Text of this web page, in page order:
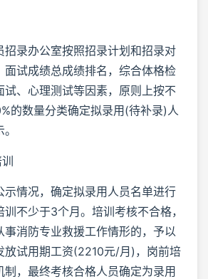
招录办公室按照招录计划和招录对
面试成绩总成绩排名，综合体格检
试、心理测试等因素，原则上按不
的数量分类确定拟录用(待补录)人
示情况，确定拟录用人员名单进行
不少于3个月。培训考核不合格，
事消防专业救援工作情形的，予以
放试用期工资(2210元/月)，岗前培
制，最终考核合格人员确定为录用